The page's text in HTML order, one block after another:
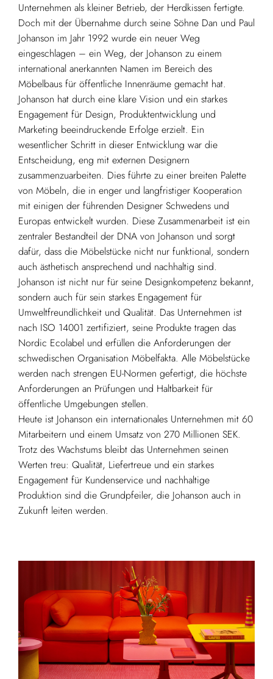
Unternehmen als kleiner Betrieb, der Herdkissen fertigte.
Doch mit der Übernahme durch seine Söhne Dan und Paul
Johanson im Jahr 1992 wurde ein neuer Weg
eingeschlagen – ein Weg, der Johanson zu einem
international anerkannten Namen im Bereich des
Möbelbaus für öffentliche Innenräume gemacht hat.
Johanson hat durch eine klare Vision und ein starkes
Engagement für Design, Produktentwicklung und
Marketing beeindruckende Erfolge erzielt. Ein
wesentlicher Schritt in dieser Entwicklung war die
Entscheidung, eng mit externen Designern
zusammenzuarbeiten. Dies führte zu einer breiten Palette
von Möbeln, die in enger und langfristiger Kooperation
mit einigen der führenden Designer Schwedens und
Europas entwickelt wurden. Diese Zusammenarbeit ist ein
zentraler Bestandteil der DNA von Johanson und sorgt
dafür, dass die Möbelstücke nicht nur funktional, sondern
auch ästhetisch ansprechend und nachhaltig sind.
Johanson ist nicht nur für seine Designkompetenz bekannt,
sondern auch für sein starkes Engagement für
Umweltfreundlichkeit und Qualität. Das Unternehmen ist
nach ISO 14001 zertifiziert, seine Produkte tragen das
Nordic Ecolabel und erfüllen die Anforderungen der
schwedischen Organisation Möbelfakta. Alle Möbelstücke
werden nach strengen EU-Normen gefertigt, die höchste
Anforderungen an Prüfungen und Haltbarkeit für
öffentliche Umgebungen stellen.
Heute ist Johanson ein internationales Unternehmen mit 60
Mitarbeitern und einem Umsatz von 270 Millionen SEK.
Trotz des Wachstums bleibt das Unternehmen seinen
Werten treu: Qualität, Liefertreue und ein starkes
Engagement für Kundenservice und nachhaltige
Produktion sind die Grundpfeiler, die Johanson auch in
Zukunft leiten werden.